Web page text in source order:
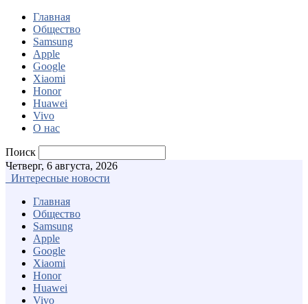
Главная
Общество
Samsung
Apple
Google
Xiaomi
Honor
Huawei
Vivo
О нас
Поиск
Четверг, 6 августа, 2026
Интересные новости
Главная
Общество
Samsung
Apple
Google
Xiaomi
Honor
Huawei
Vivo